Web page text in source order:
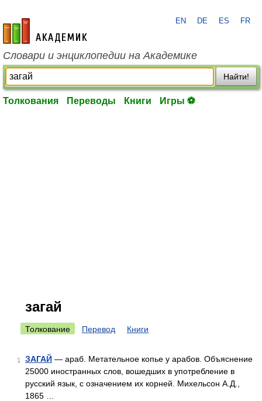
academic.ru
EN DE ES FR
Словари и энциклопедии на Академике
Найти!
Толкования Переводы Книги Игры ⚽
загай
Толкование Перевод Книги
1 ЗАГАЙ — араб. Метательное копье у арабов. Объяснение
25000 иностранных слов, вошедших в употребление в
русский язык, с означением их корней. Михельсон А.Д.,
1865 …